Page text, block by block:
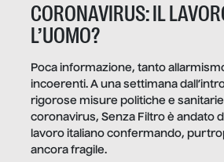
CORONAVIRUS: IL
L’UOMO?
Poca informazione, tanto
incoerenti. A una settimana
rigorose misure politiche e sanitarie
coronavirus, Senza Filtro è andato
lavoro italiano confermando,
ancora fragile.